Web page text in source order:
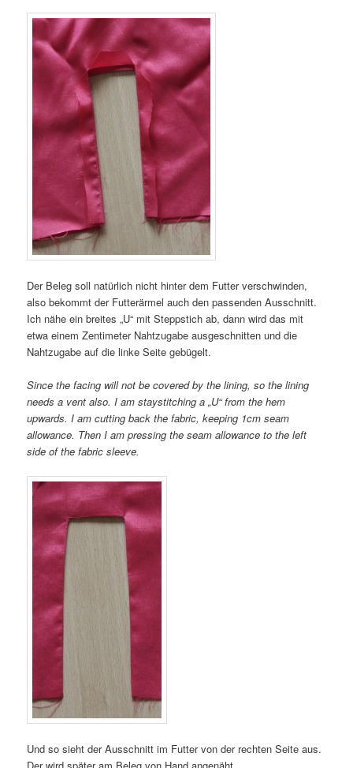
Der Beleg soll natürlich nicht hinter dem Futter verschwinden,
also bekommt der Futterärmel auch den passenden Ausschnitt.
Ich nähe ein breites „U“ mit Steppstich ab, dann wird das mit
etwa einem Zentimeter Nahtzugabe ausgeschnitten und die
Nahtzugabe auf die linke Seite gebügelt.
Since the facing will not be covered by the lining, so the lining
needs a vent also. I am staystitching a „U“ from the hem
upwards. I am cutting back the fabric, keeping 1cm seam
allowance. Then I am pressing the seam allowance to the left
side of the fabric sleeve.
Und so sieht der Ausschnitt im Futter von der rechten Seite aus.